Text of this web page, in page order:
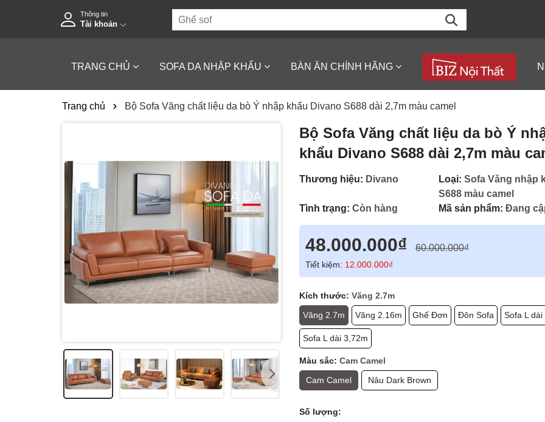
Thông tin
Tài khoản
TRANG CHỦ SOFA DA NHẬP KHẨU BÀN ĂN CHÍNH HÃNG
Trang chủ Bộ Sofa Văng chất liệu da bò Ý nhập khẩu Divano S688 dài 2,7m màu camel
Bộ Sofa Văng chất liệu da bò Ý
khẩu Divano S688 dài 2,7m màu
Thương hiệu: Divano Loại: Sofa Văng nhập
S688 màu camel
Tình trạng: Còn hàng Mã sản phẩm: Đang
48.000.000₫ 60.000.000₫
Tiết kiệm: 12.000.000₫
Kích thước: Văng 2.7m
Văng 2.7m
Văng 2.16m Ghế Đơn Đôn Sofa Sofa L
Sofa L dài 3,72m
Màu sắc: Cam Camel
Cam Camel
Nâu Dark Brown
Số lượng: